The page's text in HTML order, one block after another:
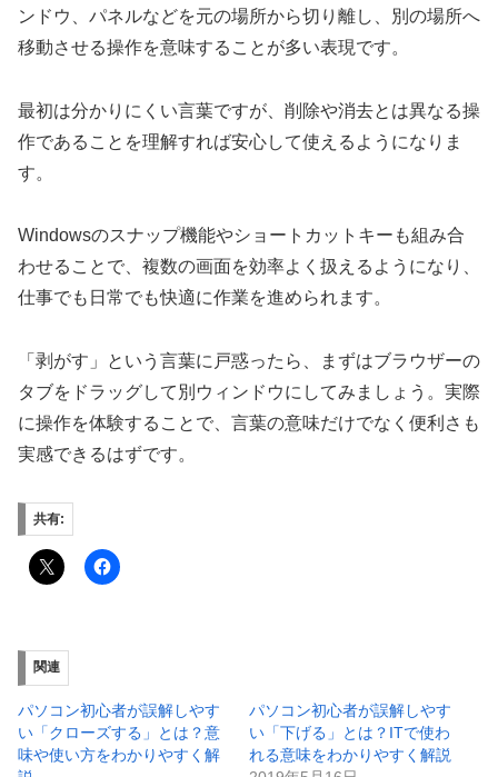
ンドウ、パネルなどを元の場所から切り離し、別の場所へ
移動させる操作を意味することが多い表現です。
最初は分かりにくい言葉ですが、削除や消去とは異なる操
作であることを理解すれば安心して使えるようになりま
す。
Windowsのスナップ機能やショートカットキーも組み合
わせることで、複数の画面を効率よく扱えるようになり、
仕事でも日常でも快適に作業を進められます。
「剥がす」という言葉に戸惑ったら、まずはブラウザーの
タブをドラッグして別ウィンドウにしてみましょう。実際
に操作を体験することで、言葉の意味だけでなく便利さも
実感できるはずです。
共有:
関連
パソコン初心者が誤解しやす
い「クローズする」とは？意
味や使い方をわかりやすく解
パソコン初心者が誤解しやす
い「下げる」とは？ITで使わ
れる意味をわかりやすく解説